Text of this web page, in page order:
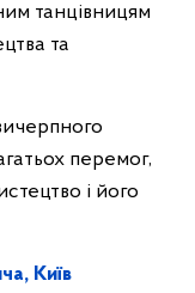
танцівницям
та
перемог,
і його
Київ